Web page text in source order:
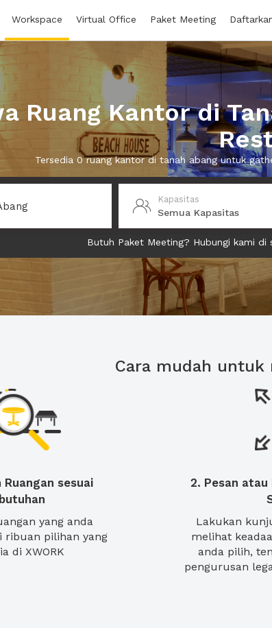
Workspace Virtual Office Paket Meeting
Ruang Kantor di
Tersedia 0 ruang kantor di tanah abang untuk
Kapasitas
Semua Kapasitas
Butuh Paket Meeting? Hubungi kami di
Cara mudah untuk
Ruangan sesuai
yang anda
ribuan pilihan yang
di XWORK
2. Pesan atau
Lakukan
melihat
anda pilih,
pengurusan